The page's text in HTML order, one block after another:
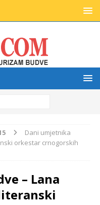
Dani umjetnika
orkestar crnogorskih
– Lana